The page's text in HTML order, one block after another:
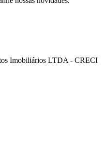
Imobiliários LTDA - CRECI